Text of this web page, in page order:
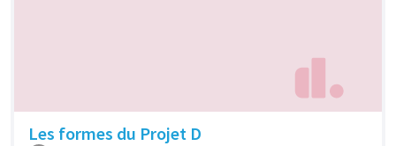
Les formes du Projet D